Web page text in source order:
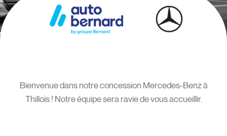
Bienvenue dans notre concession Mercedes-Benz à
Thillois ! Notre équipe sera ravie de vous accueillir.